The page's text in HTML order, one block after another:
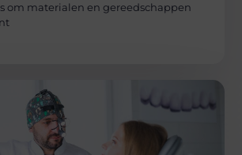
om materialen en gereedschappen